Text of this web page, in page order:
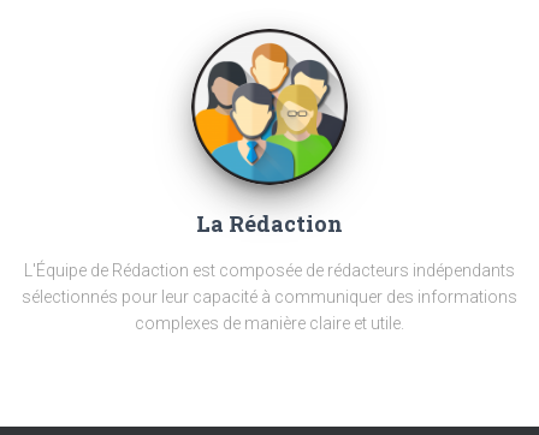
La Rédaction
L'Équipe de Rédaction est composée de rédacteurs indépendants
sélectionnés pour leur capacité à communiquer des informations
complexes de manière claire et utile.